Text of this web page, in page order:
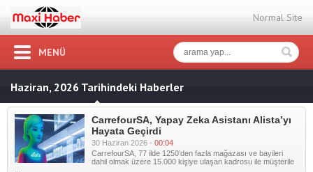
Normal Site
MENÜ
Haziran, 2026 Tarihindeki Haberler
CarrefourSA, Yapay Zeka Asistanı Alista’yı
Hayata Geçirdi
30 Haziran 2026 - 00:04
CarrefourSA, 77 ilde 1250’den fazla mağazası ve bayileri
dahil olmak üzere 15.000 kişiye ulaşan kadrosu ile müşterile